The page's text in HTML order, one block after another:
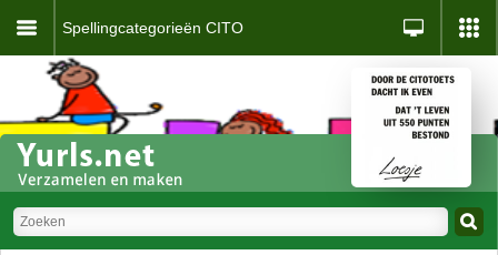
Spellingcategorieën CITO